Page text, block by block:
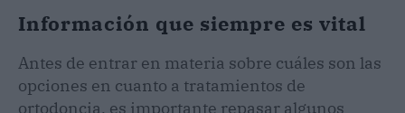
Información que siempre es vital
Antes de entrar en materia sobre cuáles son las
opciones en cuanto a tratamientos de
ortodoncia, es importante repasar algunos